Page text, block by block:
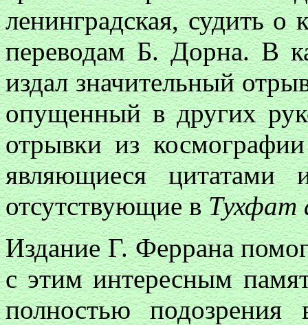
ленинградская, судить о
переводам Б. Дорна. В
издал значительный
опущенный в других
отрывки из
являющиеся цитатами
отсутствующие вТухфат
Издание Г. Феррана
с этим интересным
полностью подозрения